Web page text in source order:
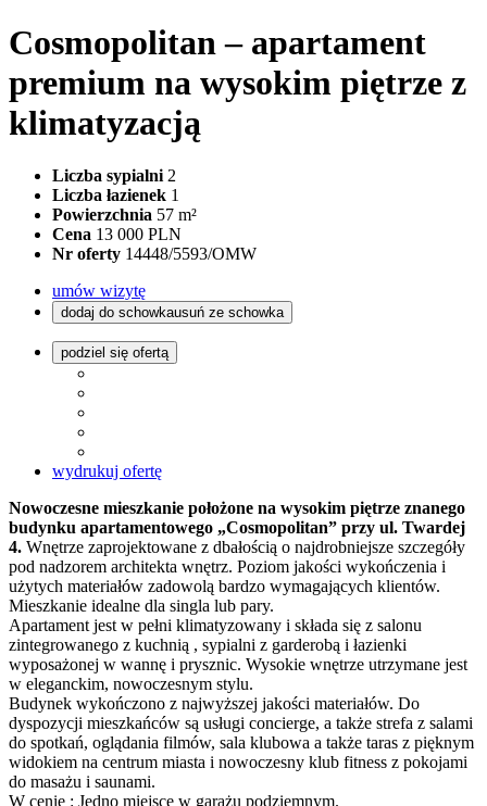
Cosmopolitan – apartament
premium na wysokim piętrze z
klimatyzacją
Liczba sypialni 2
Liczba łazienek 1
Powierzchnia 57 m²
Cena 13 000 PLN
Nr oferty 14448/5593/OMW
umów wizytę
dodaj do schowkausuń ze schowka
podziel się ofertą
wydrukuj ofertę
Nowoczesne mieszkanie położone na wysokim piętrze znanego
budynku apartamentowego „Cosmopolitan” przy ul. Twardej
4. Wnętrze zaprojektowane z dbałością o najdrobniejsze szczegóły
pod nadzorem architekta wnętrz. Poziom jakości wykończenia i
użytych materiałów zadowolą bardzo wymagających klientów.
Mieszkanie idealne dla singla lub pary.
Apartament jest w pełni klimatyzowany i składa się z salonu
zintegrowanego z kuchnią , sypialni z garderobą i łazienki
wyposażonej w wannę i prysznic. Wysokie wnętrze utrzymane jest
w eleganckim, nowoczesnym stylu.
Budynek wykończono z najwyższej jakości materiałów. Do
dyspozycji mieszkańców są usługi concierge, a także strefa z salami
do spotkań, oglądania filmów, sala klubowa a także taras z pięknym
widokiem na centrum miasta i nowoczesny klub fitness z pokojami
do masażu i saunami.
W cenie : Jedno miejsce w garażu podziemnym.